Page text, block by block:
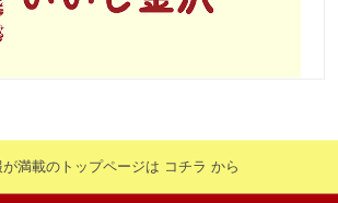
満載のトップページは コチラ から